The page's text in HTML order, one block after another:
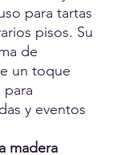
para tartas
pisos. Su
de
un toque
y eventos
madera